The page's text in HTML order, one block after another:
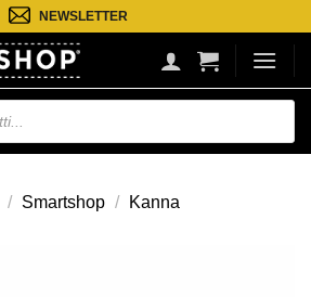
NEWSLETTER
/ Smartshop / Kanna